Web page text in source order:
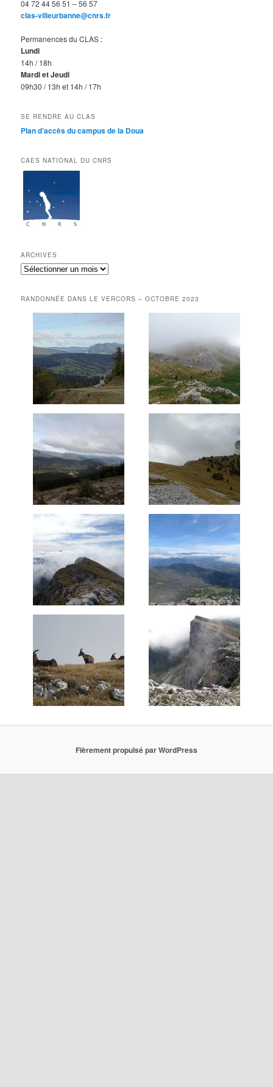
04 72 44 56 51 – 56 57
clas-villeurbanne@cnrs.fr
Permanences du CLAS :
Lundi
14h / 18h
Mardi et Jeudi
09h30 / 13h et 14h / 17h
SE RENDRE AU CLAS
Plan d’accès du campus de la Doua
CAES NATIONAL DU CNRS
ARCHIVES
Archives
RANDONNÉE DANS LE VERCORS – OCTOBRE 2023
Fièrement propulsé par WordPress